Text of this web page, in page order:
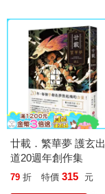
廿載．繁華夢 護玄出
道20週年創作集
79 折 特價 315 元